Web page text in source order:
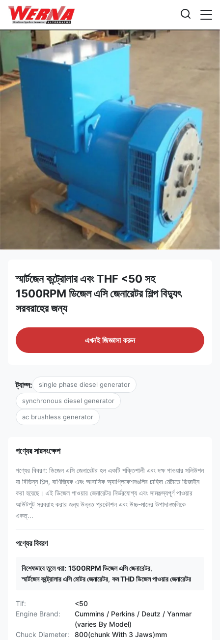
স্মার্টজেন কন্ট্রোলার এবং THF <50 সহ
1500RPM ডিজেল এসি জেনারেটর শিল্প বিদ্যুৎ
সরবরাহের জন্য
এখনই জিজ্ঞাসা করুন
ট্যাগ্স: single phase diesel generator
synchronous diesel generator
ac brushless generator
পণ্যের সারসংক্ষেপ
পণ্যের বিবরণ: ডিজেল এসি জেনারেটর হল একটি শক্তিশালী এবং দক্ষ পাওয়ার সলিউশন
যা বিভিন্ন শিল্প, বাণিজ্যিক এবং আবাসিক অ্যাপ্লিকেশনগুলির চাহিদা মেটাতে ডিজাইন
করা হয়েছে। এই ডিজেল পাওয়ার জেনারেটর নির্ভরযোগ্য এবং সামঞ্জস্যপূর্ণ পাওয়ার
আউটপুট সরবরাহ করার জন্য উন্নত প্রকৌশল এবং উচ্চ-মানের উপাদানগুলিকে
একত্...
পণ্যের বিবরণ
বিশেষভাবে তুলে ধরা: 1500RPM ডিজেল এসি জেনারেটর,
স্মার্টজেন কন্ট্রোলার এসি মোটর জেনারেটর, কম THD ডিজেল পাওয়ার জেনারেটর
Tif:
<50
Engine Brand:
Cummins / Perkins / Deutz / Yanmar
(varies By Model)
Chuck Diameter:
800(chunk With 3 Jaws)mm